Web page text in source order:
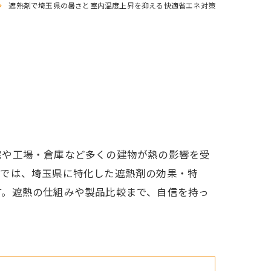
遮熱剤で埼玉県の暑さと室内温度上昇を抑える快適省エネ対策
工場・倉庫など多くの建物が熱の影響を受
は、埼玉県に特化した遮熱剤の効果・特
遮熱の仕組みや製品比較まで、自信を持っ